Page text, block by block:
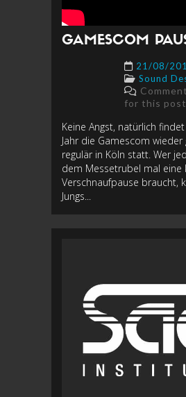
GAMESCOM
21/08/
Sound
for this post
Keine Angst, natürlich
Jahr die Gamescom wieder
regulär in Köln statt. Wer
dem Messetrubel mal eine
Verschnaufpause braucht,
Jungs...